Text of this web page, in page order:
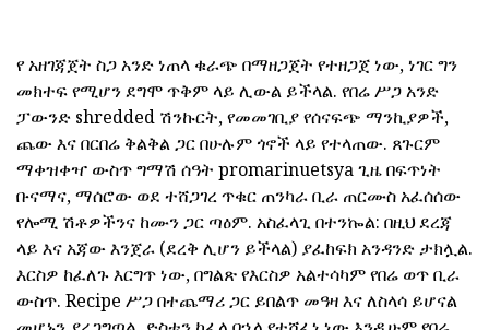
የ አዘገጃጀት ስጋ አንድ ነጠላ ቁራጭ በማዘጋጀት የተዘጋጀ ነው, ነገር ግን
መክተፍ የሚሆን ደግሞ ጥቅም ላይ ሊውል ይችላል. የበሬ ሥጋ አንድ
ፓውንድ shredded ሽንኩርት, የመመገቢያ የሰናፍጭ ማንኪያዎች,
ጨው እና በርበሬ ቅልቅል ጋር በሁሉም ጎኖች ላይ የተላጠው. ጸጉርም
ማቀዝቀዣ ውስጥ ግማሽ ሰዓት promarinuetsya ጊዜ በፍጥነት
ቡናማና, ማሰሮው ወደ ተሸጋገረ ጥቁር ጠንካራ ቢራ ጠርሙስ አፈሰሰው
የሎሚ ሽቶዎችንና ከሙን ጋር ጣዕም. አስፈላጊ በተንኰል: በዚህ ደረጃ
ላይ እና አጃው እንጀራ (ደረቅ ሊሆን ይችላል) ያፈከፍክ አንዳንድ ታክሏል.
እርስዎ ከፈለጉ እርግጥ ነው, በግልጽ የእርስዎ አልተሳካም የበሬ ወጥ ቢራ
ውስጥ. Recipe ሥጋ በተጨማሪ ጋር ይበልጥ መዓዛ እና ለስላሳ ይሆናል